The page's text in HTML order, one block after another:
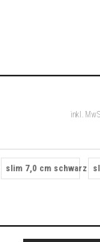
inkl.
slim 7,0 cm schwarz